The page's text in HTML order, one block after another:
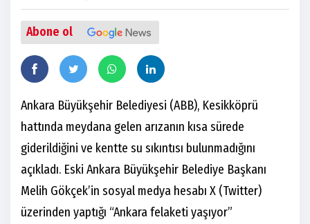
Abone ol
Ankara Büyükşehir Belediyesi (ABB), Kesikköprü
hattında meydana gelen arızanın kısa sürede
giderildiğini ve kentte su sıkıntısı bulunmadığını
açıkladı. Eski Ankara Büyükşehir Belediye Başkanı
Melih Gökçek’in sosyal medya hesabı X (Twitter)
üzerinden yaptığı “Ankara felaketi yaşıyor”